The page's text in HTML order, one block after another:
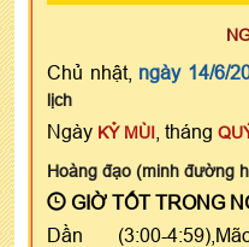
Chủ nhật, ngày 14/6/
lịch
Ngày KỶ MÙI , tháng
Hoàng đạo (minh đường
GIỜ TỐT TRONG
Dần (3:00-